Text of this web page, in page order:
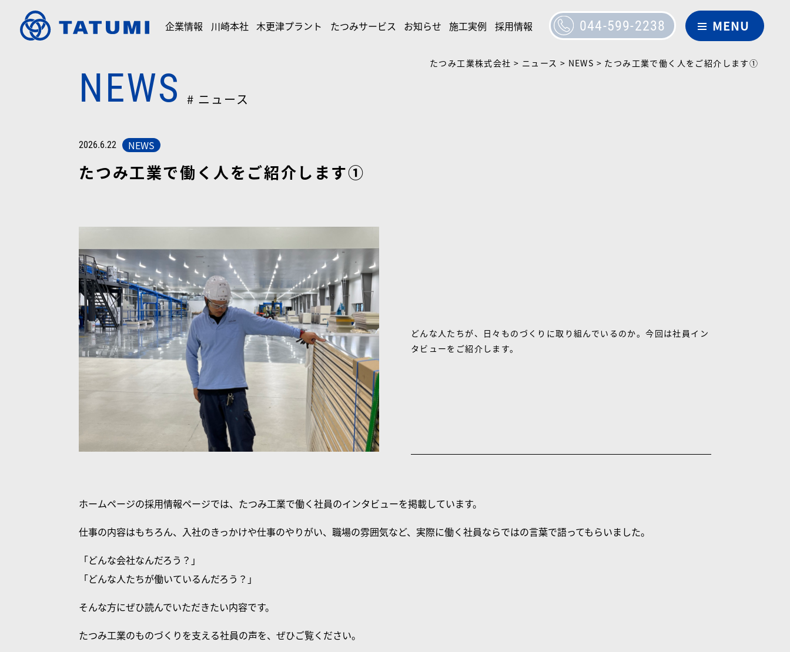
企業情報 川崎本社 木更津プラント たつみサービス お知らせ 施工実例 採用情報 044-599-2238
たつみ工業株式会社 > ニュース > NEWS > たつみ工業で働く人をご紹介します①
NEWS # ニュース
2026.6.22 NEWS
たつみ工業で働く人をご紹介します①
どんな人たちが、日々ものづくりに取り組んでいるのか。今回は社員イン
タビューをご紹介します。
ホームページの採用情報ページでは、たつみ工業で働く社員のインタビューを掲載しています。
仕事の内容はもちろん、入社のきっかけや仕事のやりがい、職場の雰囲気など、実際に働く社員ならではの言葉で語ってもらいました。
「どんな会社なんだろう？」
「どんな人たちが働いているんだろう？」
そんな方にぜひ読んでいただきたい内容です。
たつみ工業のものづくりを支える社員の声を、ぜひご覧ください。